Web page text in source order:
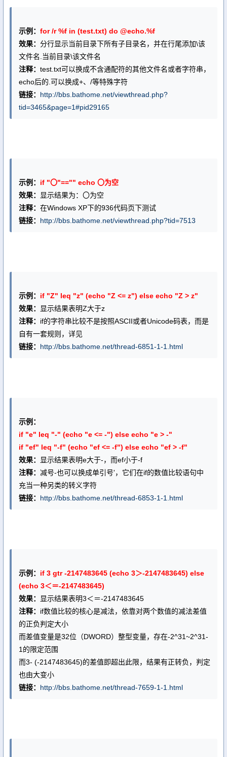
示例： for /r %f in (test.txt) do @echo.%f
效果： 分行显示当前目录下所有子目录名，并在行尾添加\该
文件名.当前目录\该文件名
注释： test.txt可以换成不含通配符的其他文件名或者字符串，
echo后的.可以换成+、/等特殊字符
链接： http://bbs.bathome.net/viewthread.php?
tid=3465&page=1#pid29165
示例： if "〇"=="" echo 〇为空
效果：
显示结果为：〇为空
注释： 在Windows XP下的936代码页下测试
链接： http://bbs.bathome.net/viewthread.php?tid=7513
示例： if "Z" leq "z" (echo "Z <= z") else echo "Z > z"
效果：
显示结果表明Z大于z
注释： if的字符串比较不是按照ASCII或者Unicode码表，而是
自有一套规则，详见
链接： http://bbs.bathome.net/thread-6851-1-1.html
示例：
if "e" leq "-" (echo "e <= -") else echo "e > -"
if "ef" leq "-f" (echo "ef <= -f") else echo "ef > -f"
效果：
显示结果表明e大于-，而ef小于-f
注释： 减号-也可以换成单引号'，它们在if的数值比较语句中
充当一种另类的转义字符
链接： http://bbs.bathome.net/thread-6853-1-1.html
示例： if 3 gtr -2147483645 (echo 3＞-2147483645) else
(echo 3＜＝-2147483645)
效果：
显示结果表明3＜＝-2147483645
注释： if数值比较的核心是减法，依靠对两个数值的减法差值
的正负判定大小
而差值变量是32位（DWORD）整型变量，存在-2^31~2^31-
1的限定范围
而3- (-2147483645)的差值即超出此限，结果有正转负，判定
也由大变小
链接： http://bbs.bathome.net/thread-7659-1-1.html